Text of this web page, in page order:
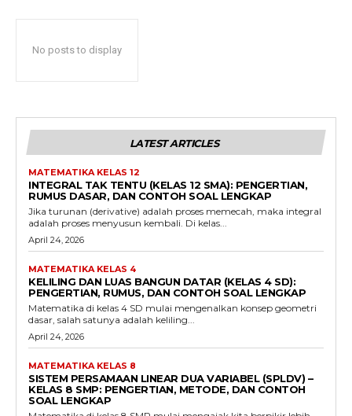
No posts to display
LATEST ARTICLES
MATEMATIKA KELAS 12
INTEGRAL TAK TENTU (KELAS 12 SMA): PENGERTIAN,
RUMUS DASAR, DAN CONTOH SOAL LENGKAP
Jika turunan (derivative) adalah proses memecah, maka integral
adalah proses menyusun kembali. Di kelas...
April 24, 2026
MATEMATIKA KELAS 4
KELILING DAN LUAS BANGUN DATAR (KELAS 4 SD):
PENGERTIAN, RUMUS, DAN CONTOH SOAL LENGKAP
Matematika di kelas 4 SD mulai mengenalkan konsep geometri
dasar, salah satunya adalah keliling...
April 24, 2026
MATEMATIKA KELAS 8
SISTEM PERSAMAAN LINEAR DUA VARIABEL (SPLDV) –
KELAS 8 SMP: PENGERTIAN, METODE, DAN CONTOH
SOAL LENGKAP